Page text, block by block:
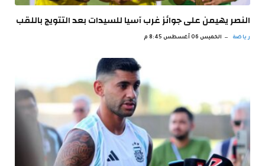
النصر يهيمن على جوائز غرب آسيا للسيدات بعد التتويج باللقب
رياضة الخميس 06 أغسطس 8:45 م